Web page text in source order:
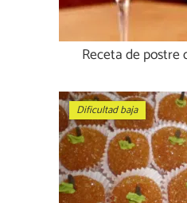
Receta de postre
Dificultad baja